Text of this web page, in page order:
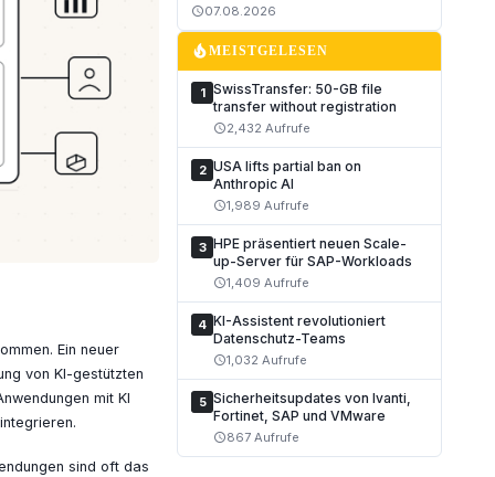
Ein neuer
von KI-gestützten
mit KI
sind oft das
schedule07.08.2026
local_fire_departmentMEISTGELESEN
1 SwissTransfer: 50-GB file
transfer without registration
schedule2,432 Aufrufe
2 USA lifts partial ban on
Anthropic AI
schedule1,989 Aufrufe
3 HPE präsentiert neuen Scale-
up-Server für SAP-Workloads
schedule1,409 Aufrufe
4 KI-Assistent revolutioniert
Datenschutz-Teams
schedule1,032 Aufrufe
5 Sicherheitsupdates von Ivanti,
Fortinet, SAP und VMware
schedule867 Aufrufe